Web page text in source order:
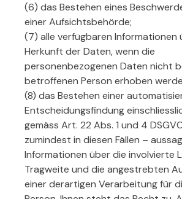
(6) das Bestehen eines
einer Aufsichtsbehörde;
(7) alle verfügbaren Informationen
Herkunft der Daten, wenn die
personenbezogenen Daten nicht
betroffenen Person erhoben
(8) das Bestehen einer
Entscheidungsfindung
gemäss Art. 22 Abs. 1 und 4
zumindest in diesen Fällen –
Informationen über die involvierte
Tragweite und die angestrebten
einer derartigen Verarbeitung für